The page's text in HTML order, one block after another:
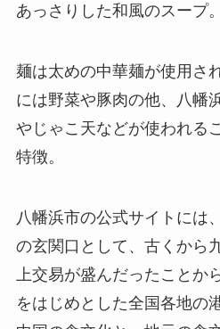
あっさりした和風のスープ。
麺は太めの中華麺が使用さ
には野菜や豚肉の他、八幡
やじゃこ天などが使われる
特徴。
八幡浜市の公式サイトには
の玄関口として、古くから
上交易が盛んだったことか
をはじめとした全国各地の